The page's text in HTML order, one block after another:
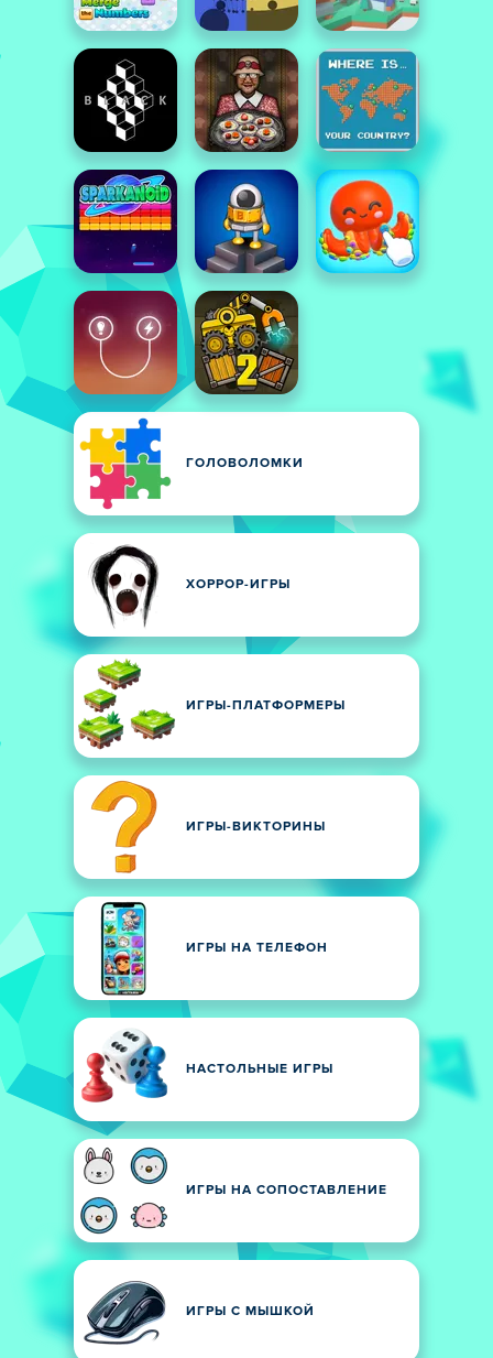
ГОЛОВОЛОМКИ
ХОРРОР-ИГРЫ
ИГРЫ-ПЛАТФОРМЕРЫ
ИГРЫ-ВИКТОРИНЫ
ИГРЫ НА ТЕЛЕФОН
НАСТОЛЬНЫЕ ИГРЫ
ИГРЫ НА СОПОСТАВЛЕНИЕ
ИГРЫ С МЫШКОЙ